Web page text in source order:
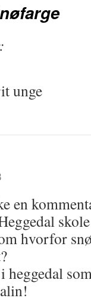
unge
en
hvorfor